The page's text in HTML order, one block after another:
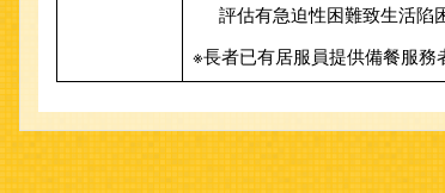
評估有急迫性困難致生活陷
※長者已有居服員提供備餐服務